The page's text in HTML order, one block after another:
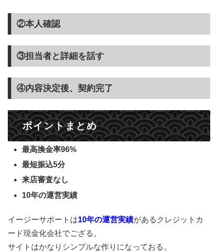
②本人確認
③担当者と詳細を話す
④内容決定後、契約完了
ポイントまとめ
最高換金率96%
最短振込5分
来店審査なし
10年の運営実績
イージーサポートは10年の運営実績があるクレジットカ
ード現金化会社でござる。
サイトはかなりシンプルな作りになっておる。